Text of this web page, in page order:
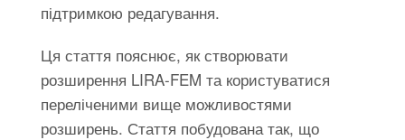
підтримкою редагування.
Ця стаття пояснює, як створювати
розширення LIRA-FEM та користуватися
переліченими вище можливостями
розширень. Стаття побудована так, що